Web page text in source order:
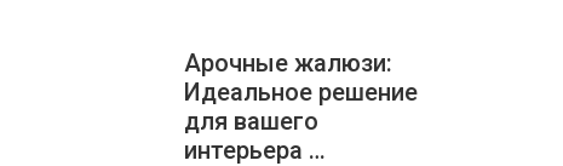
Арочные жалюзи:
Идеальное решение
для вашего
интерьера …